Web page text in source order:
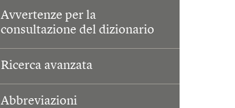
Avvertenze per la
consultazione del dizionario
Ricerca avanzata
Abbreviazioni